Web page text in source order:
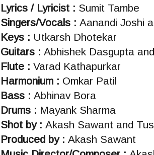
Lyrics / Lyricist : Sumit Tambe
Singers/Vocals : Aanandi Joshi
Keys : Utkarsh Dhotekar
Guitars : Abhishek Dasgupta
Flute : Varad Kathapurkar
Harmonium : Omkar Patil
Bass : Abhinav Bora
Drums : Mayank Sharma
Shot by : Akash Sawant and
Produced by : Akash Sawant